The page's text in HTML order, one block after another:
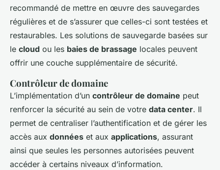
recommandé de mettre en œuvre des sauvegardes
régulières et de s’assurer que celles-ci sont testées et
restaurables. Les solutions de sauvegarde basées sur
le cloud ou les baies de brassage locales peuvent
offrir une couche supplémentaire de sécurité.
Contrôleur de domaine
L’implémentation d’un contrôleur de domaine peut
renforcer la sécurité au sein de votre data center. Il
permet de centraliser l’authentification et de gérer les
accès aux données et aux applications, assurant
ainsi que seules les personnes autorisées peuvent
accéder à certains niveaux d’information.